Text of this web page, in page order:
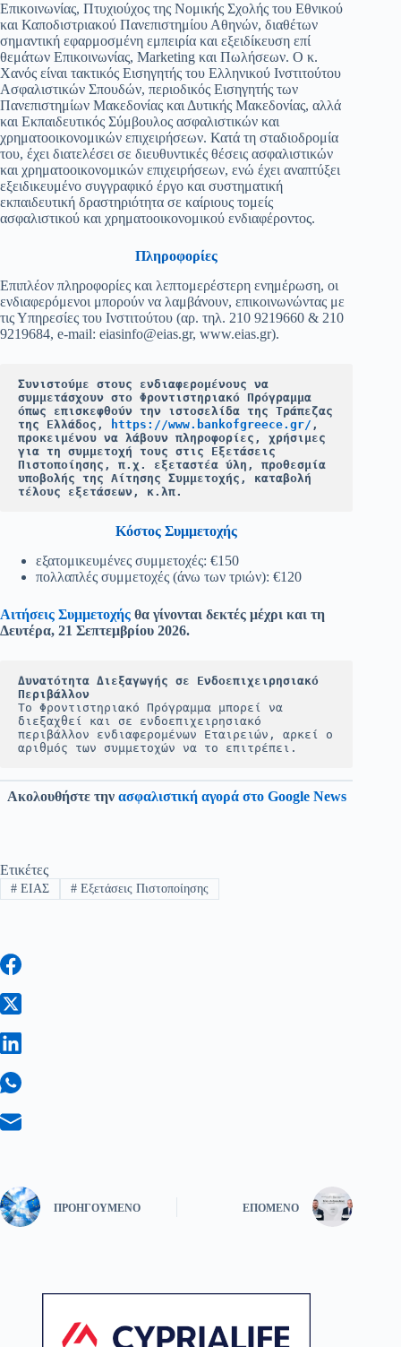
Επικοινωνίας, Πτυχιούχος της Νομικής Σχολής του Εθνικού
και Καποδιστριακού Πανεπιστημίου Αθηνών, διαθέτων
σημαντική εφαρμοσμένη εμπειρία και εξειδίκευση επί
θεμάτων Επικοινωνίας, Marketing και Πωλήσεων. Ο κ.
Χανός είναι τακτικός Εισηγητής του Ελληνικού Ινστιτούτου
Ασφαλιστικών Σπουδών, περιοδικός Εισηγητής των
Πανεπιστημίων Μακεδονίας και Δυτικής Μακεδονίας, αλλά
και Εκπαιδευτικός Σύμβουλος ασφαλιστικών και
χρηματοοικονομικών επιχειρήσεων. Κατά τη σταδιοδρομία
του, έχει διατελέσει σε διευθυντικές θέσεις ασφαλιστικών
και χρηματοοικονομικών επιχειρήσεων, ενώ έχει αναπτύξει
εξειδικευμένο συγγραφικό έργο και συστηματική
εκπαιδευτική δραστηριότητα σε καίριους τομείς
ασφαλιστικού και χρηματοοικονομικού ενδιαφέροντος.
Πληροφορίες
Επιπλέον πληροφορίες και λεπτομερέστερη ενημέρωση, οι
ενδιαφερόμενοι μπορούν να λαμβάνουν, επικοινωνώντας με
τις Υπηρεσίες του Ινστιτούτου (αρ. τηλ. 210 9219660 & 210
9219684, e-mail: eiasinfo@eias.gr, www.eias.gr).
Συνιστούμε στους ενδιαφερομένους να
συμμετάσχουν στο Φροντιστηριακό Πρόγραμμα
όπως επισκεφθούν την ιστοσελίδα της Τράπεζας
της Ελλάδος,
https://www.bankofgreece.gr/ ,
προκειμένου να λάβουν πληροφορίες, χρήσιμες
για τη συμμετοχή τους στις Εξετάσεις
Πιστοποίησης, π.χ. εξεταστέα ύλη, προθεσμία
υποβολής της Αίτησης Συμμετοχής, καταβολή
τέλους εξετάσεων, κ.λπ.
Κόστος Συμμετοχής
εξατομικευμένες συμμετοχές: €150
πολλαπλές συμμετοχές (άνω των τριών): €120
Αιτήσεις Συμμετοχής θα γίνονται δεκτές μέχρι και τη
Δευτέρα, 21 Σεπτεμβρίου 2026.
Δυνατότητα Διεξαγωγής σε Ενδοεπιχειρησιακό
Περιβάλλον
Το Φροντιστηριακό Πρόγραμμα μπορεί να
διεξαχθεί και σε ενδοεπιχειρησιακό
περιβάλλον ενδιαφερομένων Εταιρειών, αρκεί ο
αριθμός των συμμετοχών να το επιτρέπει.
Ακολουθήστε την ασφαλιστική αγορά στο Google News
Ετικέτες
#ΕΙΑΣ #Εξετάσεις Πιστοποίησης
ΠΡΟΗΓΟΎΜΕΝΟ ΕΠΌΜΕΝΟ